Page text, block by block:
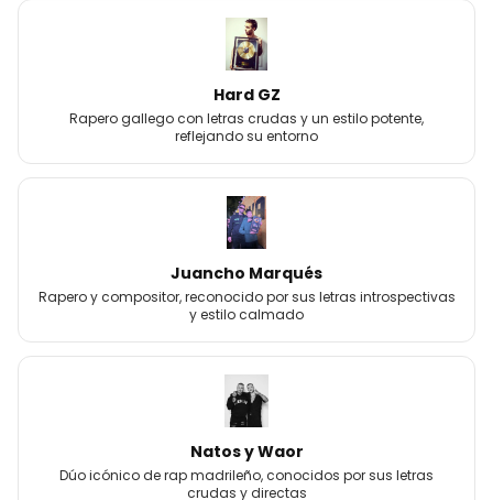
Hard GZ
Rapero gallego con letras crudas y un estilo potente,
reflejando su entorno
Juancho Marqués
Rapero y compositor, reconocido por sus letras introspectivas
y estilo calmado
Natos y Waor
Dúo icónico de rap madrileño, conocidos por sus letras
crudas y directas